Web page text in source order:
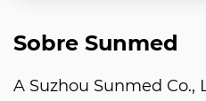
Sobre Sunmed
A Suzhou Sunmed